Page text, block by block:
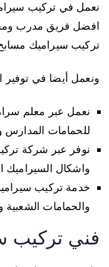
نعمل في تركيب
افضل فريق مدرب
تركيب سيراميك
ونعمل أيضا في توفير
نعمل عبر معلم
للحمامات
نوفر عبر شركة
واشكال السيراميك
خدمة تركيب
والحمامات
فني تركيب